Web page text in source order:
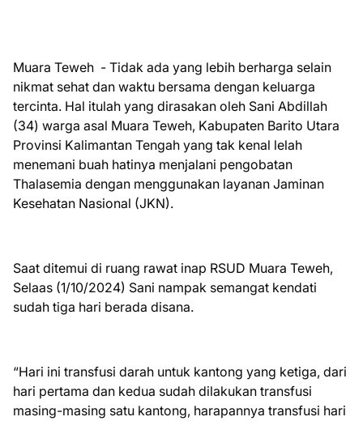
Muara Teweh - Tidak ada yang lebih berharga selain
nikmat sehat dan waktu bersama dengan keluarga
tercinta. Hal itulah yang dirasakan oleh Sani Abdillah
(34) warga asal Muara Teweh, Kabupaten Barito Utara
Provinsi Kalimantan Tengah yang tak kenal lelah
menemani buah hatinya menjalani pengobatan
Thalasemia dengan menggunakan layanan Jaminan
Kesehatan Nasional (JKN).
Saat ditemui di ruang rawat inap RSUD Muara Teweh,
Selaas (1/10/2024) Sani nampak semangat kendati
sudah tiga hari berada disana.
“Hari ini transfusi darah untuk kantong yang ketiga, dari
hari pertama dan kedua sudah dilakukan transfusi
masing-masing satu kantong, harapannya transfusi hari